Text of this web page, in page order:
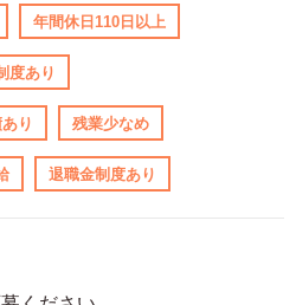
年間休日110日以上
度あり
り 残業少なめ
退職金制度あり